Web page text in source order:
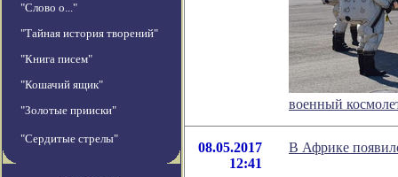
"Слово о..."
"Тайная история творений"
"Книга писем"
"Кошачий ящик"
"Золотые прииски"
"Сердитые стрелы"
военный
08.05.2017
12:41
В Африке